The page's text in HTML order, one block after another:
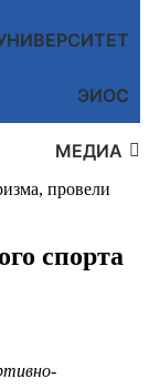
ЭИОС
МЕДИА
провели
спорта